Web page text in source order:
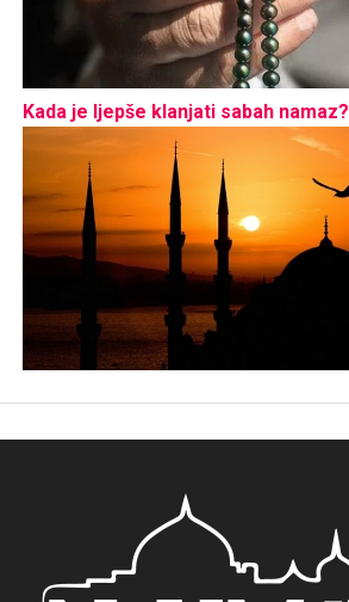
Kada je ljepše klanjati sabah namaz?